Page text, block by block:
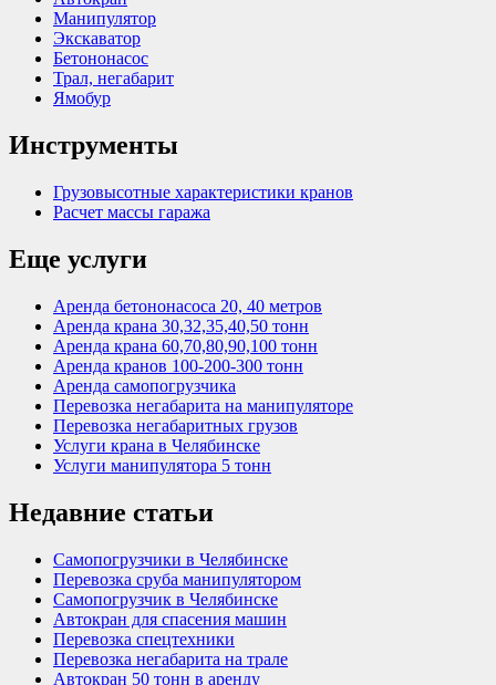
Манипулятор
Экскаватор
Бетононасос
Трал, негабарит
Ямобур
Инструменты
Грузовысотные характеристики кранов
Расчет массы гаража
Еще услуги
Аренда бетононасоса 20, 40 метров
Аренда крана 30,32,35,40,50 тонн
Аренда крана 60,70,80,90,100 тонн
Аренда кранов 100-200-300 тонн
Аренда самопогрузчика
Перевозка негабарита на манипуляторе
Перевозка негабаритных грузов
Услуги крана в Челябинске
Услуги манипулятора 5 тонн
Недавние статьи
Самопогрузчики в Челябинске
Перевозка сруба манипулятором
Самопогрузчик в Челябинске
Автокран для спасения машин
Перевозка спецтехники
Перевозка негабарита на трале
Автокран 50 тонн в аренду